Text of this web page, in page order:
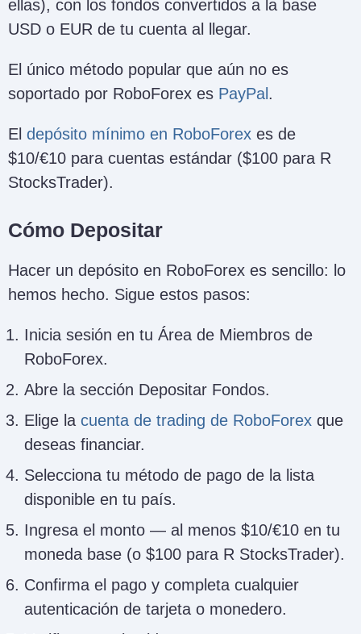
ellas), con los fondos convertidos a la base
USD o EUR de tu cuenta al llegar.
El único método popular que aún no es
soportado por RoboForex es PayPal .
El depósito mínimo en RoboForex es de
$10/€10 para cuentas estándar ($100 para R
StocksTrader).
Cómo Depositar
Hacer un depósito en RoboForex es sencillo: lo
hemos hecho. Sigue estos pasos:
Inicia sesión en tu Área de Miembros de
RoboForex.
Abre la sección Depositar Fondos.
Elige la cuenta de trading de RoboForex que
deseas financiar.
Selecciona tu método de pago de la lista
disponible en tu país.
Ingresa el monto — al menos $10/€10 en tu
moneda base (o $100 para R StocksTrader).
Confirma el pago y completa cualquier
autenticación de tarjeta o monedero.